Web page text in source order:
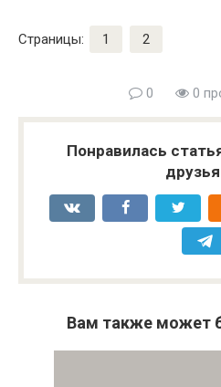
Страницы: 1 2
0 0
Понравилась
Вам также может